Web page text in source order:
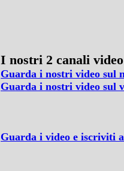
I nostri 2 canali video
Guarda i nostri video sul
Guarda i nostri video sul
Guarda i video e iscriviti